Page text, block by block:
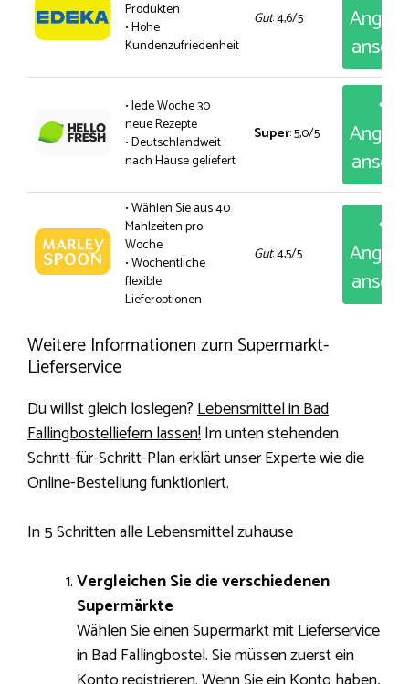
Produkten
• Hohe
Kundenzufriedenheit
Gut: 4,6/5
• Jede Woche 30
neue Rezepte
• Deutschlandweit
nach Hause geliefert
Super: 5,0/5
• Wählen Sie aus 40
Mahlzeiten pro
Woche
• Wöchentliche
flexible
Lieferoptionen
Gut: 4,5/5
Weitere Informationen zum Supermarkt-
Lieferservice
Du willst gleich loslegen?Lebensmittel in Bad
Fallingbostelliefern lassen!Im unten stehenden
Schritt-für-Schritt-Plan erklärt unser Experte wie die
Online-Bestellung funktioniert.
In 5 Schritten alle Lebensmittel zuhause
Vergleichen Sie die verschiedenen
Supermärkte
Wählen Sie einen Supermarkt mit Lieferservice
in Bad Fallingbostel. Sie müssen zuerst ein